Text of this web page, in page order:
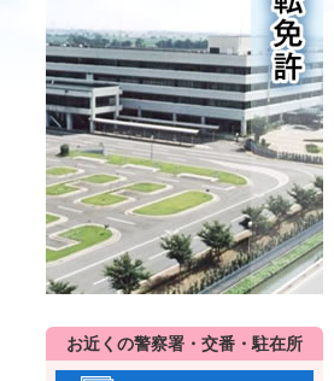
お近くの警察署・交番・駐在所